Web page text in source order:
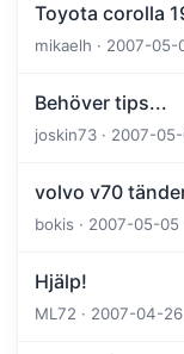
Toyota corolla
mikaelh · 2007-05-
Behöver tips...
joskin73 · 2007-
volvo v70
bokis · 2007-05-
Hjälp!
ML72 · 2007-04-